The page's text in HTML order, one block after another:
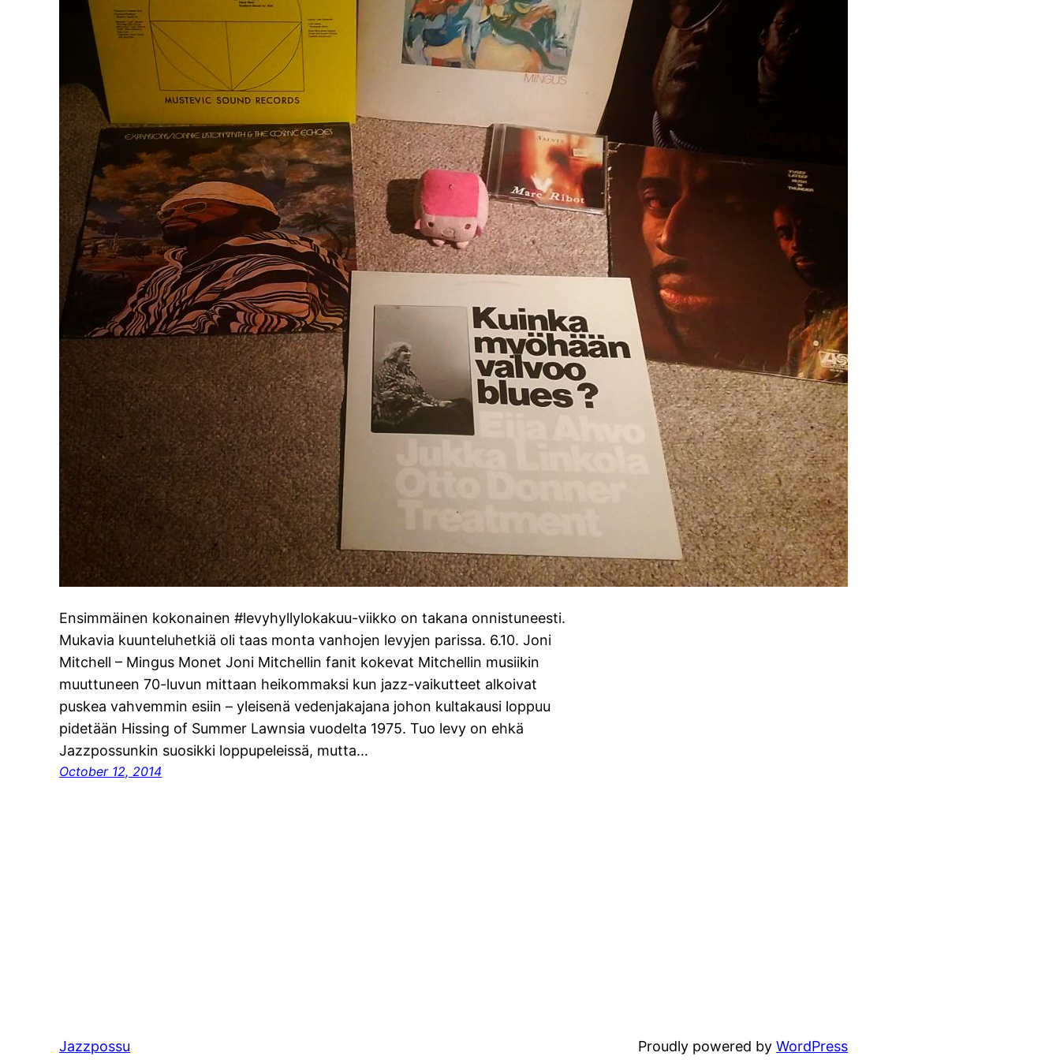
Ensimmäinen kokonainen #levyhyllylokakuu-viikko on takana onnistuneesti.
Mukavia kuunteluhetkiä oli taas monta vanhojen levyjen parissa. 6.10. Joni
Mitchell – Mingus Monet Joni Mitchellin fanit kokevat Mitchellin musiikin
muuttuneen 70-luvun mittaan heikommaksi kun jazz-vaikutteet alkoivat
puskea vahvemmin esiin – yleisenä vedenjakajana johon kultakausi loppuu
pidetään Hissing of Summer Lawnsia vuodelta 1975. Tuo levy on ehkä
Jazzpossunkin suosikki loppupeleissä, mutta…
October 12, 2014
Jazzpossu Proudly powered byWordPress